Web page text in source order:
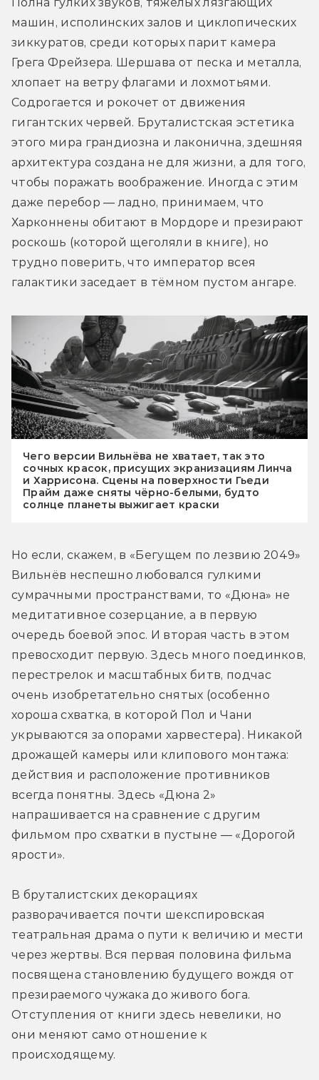
машин, исполинских залов и циклопических
зиккуратов, среди которых парит камера
Грега Фрейзера. Шершава от песка и металла,
хлопает на ветру флагами и лохмотьями.
Содрогается и рокочет от движения
гигантских червей. Бруталистская эстетика
этого мира грандиозна и лаконична, здешняя
архитектура создана не для жизни, а для того,
чтобы поражать воображение. Иногда с этим
даже перебор — ладно, принимаем, что
Харконнены обитают в Мордоре и презирают
роскошь (которой щеголяли в книге), но
трудно поверить, что император всея
галактики заседает в тёмном пустом ангаре.
Чего версии Вильнёва не хватает, так это
сочных красок, присущих экранизациям Линча
и Харрисона. Сцены на поверхности Гьеди
Прайм даже сняты чёрно-белыми, будто
солнце планеты выжигает краски
Но если, скажем, в «Бегущем по лезвию 2049»
Вильнёв неспешно любовался гулкими
сумрачными пространствами, то «Дюна» не
медитативное созерцание, а в первую
очередь боевой эпос. И вторая часть в этом
превосходит первую. Здесь много поединков,
перестрелок и масштабных битв, подчас
очень изобретательно снятых (особенно
хороша схватка, в которой Пол и Чани
укрываются за опорами харвестера). Никакой
дрожащей камеры или клипового монтажа:
действия и расположение противников
всегда понятны. Здесь «Дюна 2»
напрашивается на сравнение с другим
фильмом про схватки в пустыне — «Дорогой
ярости».
В бруталистских декорациях
разворачивается почти шекспировская
театральная драма о пути к величию и мести
через жертвы. Вся первая половина фильма
посвящена становлению будущего вождя от
презираемого чужака до живого бога.
Отступления от книги здесь невелики, но
они меняют само отношение к
происходящему.